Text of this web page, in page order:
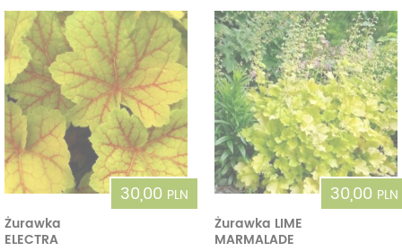
30,00 PLN
Żurawka
ELECTRA
30,00 PLN
Żurawka LIME
MARMALADE